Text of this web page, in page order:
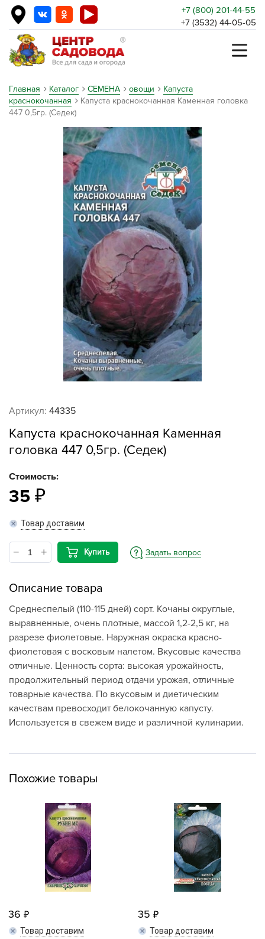
+7 (800) 201-44-55
+7 (3532) 44-05-05
Главная Каталог СЕМЕНА овощи
Капуста
краснокочанная
Капуста краснокочанная Каменная головка
447 0,5гр. (Седек)
Артикул: 44335
Капуста краснокочанная Каменная
головка 447 0,5гр. (Седек)
Стоимость:
35
Товар доставим
Купить Задать вопрос
Описание товара
Среднеспелый (110-115 дней) сорт. Кочаны округлые,
выравненные, очень плотные, массой 1,2-2,5 кг, на
разрезе фиолетовые. Наружная окраска красно-
фиолетовая с восковым налетом. Вкусовые качества
отличные. Ценность сорта: высокая урожайность,
продолжительный период отдачи урожая, отличные
товарные качества. По вкусовым и диетическим
качествам превосходит белокочанную капусту.
Используется в свежем виде и различной кулинарии.
Похожие товары
36
Товар доставим
35
Товар доставим